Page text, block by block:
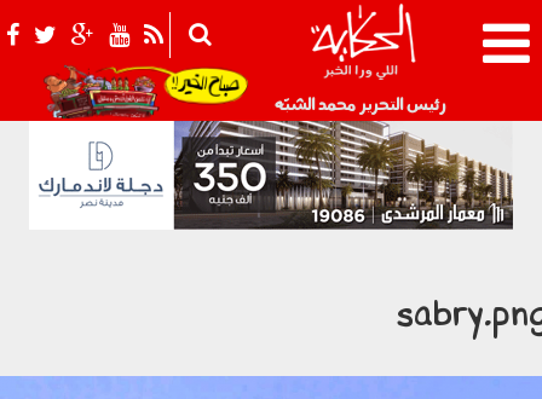
رئيس التحرير محمد الشبّه 021_2.png